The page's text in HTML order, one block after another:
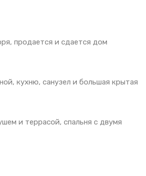
продается и сдается дом
кухню, санузел и большая крытая
и террасой, спальня с двумя